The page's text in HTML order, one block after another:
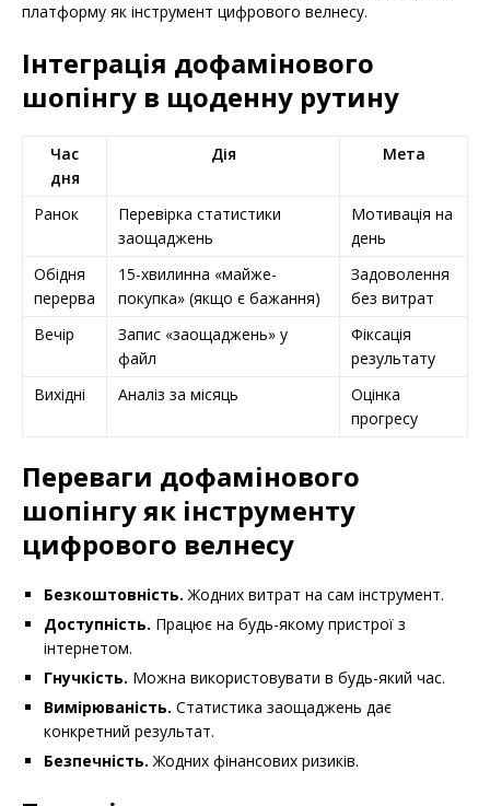
платформу як інструмент цифрового велнесу.
Інтеграція дофамінового
шопінгу в щоденну рутину
Час
дня
Дія Мета
Ранок
Перевірка статистики
заощаджень
Мотивація на
день
Обідня
перерва
15-хвилинна «майже-
покупка» (якщо є бажання)
Задоволення
без витрат
Вечір
Запис «заощаджень» у
файл
Фіксація
результату
Вихідні
Аналіз за місяць
Оцінка
прогресу
Переваги дофамінового
шопінгу як інструменту
цифрового велнесу
Безкоштовність. Жодних витрат на сам інструмент.
Доступність. Працює на будь-якому пристрої з
інтернетом.
Гнучкість. Можна використовувати в будь-який час.
Вимірюваність. Статистика заощаджень дає
конкретний результат.
Безпечність. Жодних фінансових ризиків.